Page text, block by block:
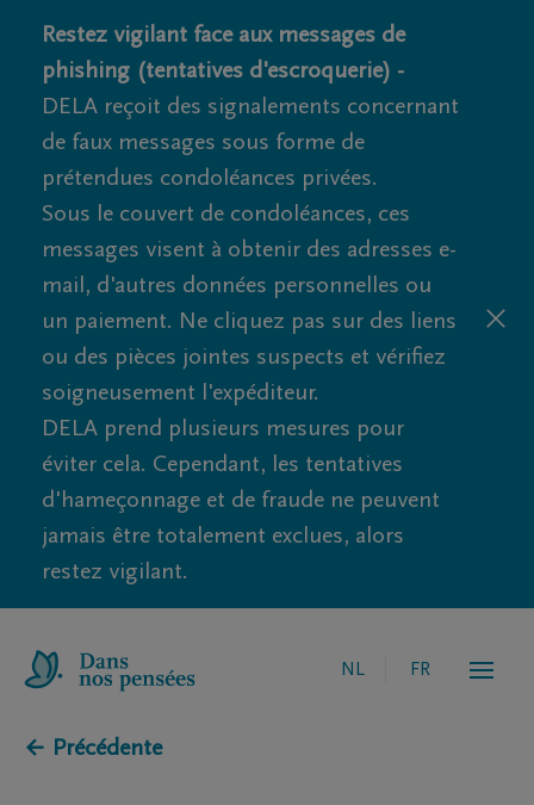
Restez vigilant face aux messages de
phishing (tentatives d'escroquerie) -
DELA reçoit des signalements concernant
de faux messages sous forme de
prétendues condoléances privées.
Sous le couvert de condoléances, ces
messages visent à obtenir des adresses e-
mail, d'autres données personnelles ou
un paiement. Ne cliquez pas sur des liens
ou des pièces jointes suspects et vérifiez
soigneusement l'expéditeur.
DELA prend plusieurs mesures pour
éviter cela. Cependant, les tentatives
d'hameçonnage et de fraude ne peuvent
jamais être totalement exclues, alors
restez vigilant.
NL FR
← Précédente